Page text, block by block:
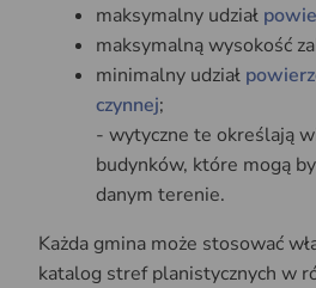
maksymalny udział
maksymalną wysokość
minimalny udział
czynnej;
- wytyczne te określają
budynków, które mogą
danym terenie.
Każda gmina może stosować
katalog stref planistycznych w